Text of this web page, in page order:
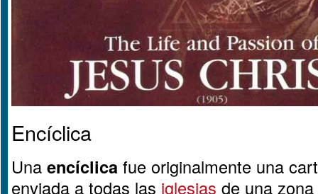
Encíclica
Una encíclica fue originalmente una
enviada a todas las iglesias de una